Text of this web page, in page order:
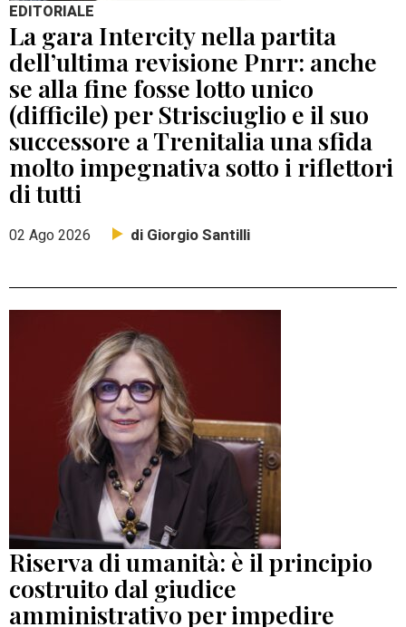
EDITORIALE
La gara Intercity nella partita
dell’ultima revisione Pnrr: anche
se alla fine fosse lotto unico
(difficile) per Strisciuglio e il suo
successore a Trenitalia una sfida
molto impegnativa sotto i riflettori
di tutti
02 Ago 2026 di Giorgio Santilli
Riserva di umanità: è il principio
costruito dal giudice
amministrativo per impedire